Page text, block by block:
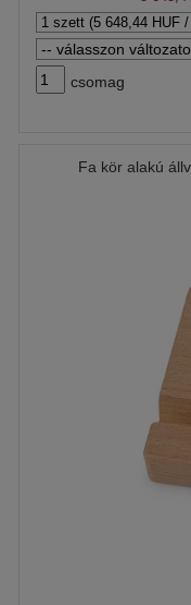
csomag
Fa kör alakú